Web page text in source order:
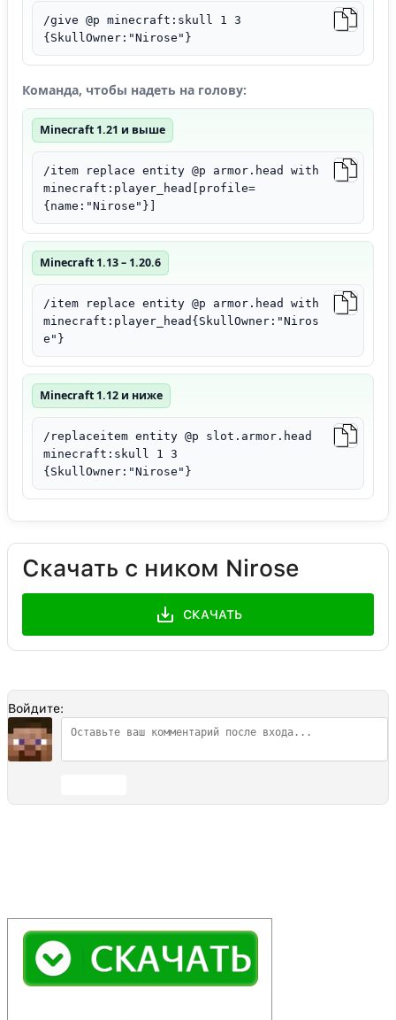
/give @p minecraft:skull 1 3
{SkullOwner:"Nirose"}
Команда, чтобы надеть на голову:
Minecraft 1.21 и выше
/item replace entity @p armor.head with
minecraft:player_head[profile=
{name:"Nirose"}]
Minecraft 1.13 – 1.20.6
/item replace entity @p armor.head with
minecraft:player_head{SkullOwner:"Niros
e"}
Minecraft 1.12 и ниже
/replaceitem entity @p slot.armor.head
minecraft:skull 1 3
{SkullOwner:"Nirose"}
Скачать с ником Nirose
СКАЧАТЬ
Войдите: